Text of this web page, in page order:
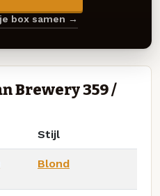
box samen →
Brewery 359 /
Stijl
Blond